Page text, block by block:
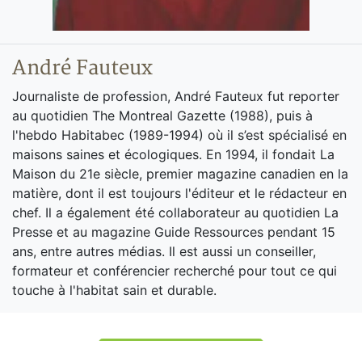
André Fauteux
Journaliste de profession, André Fauteux fut reporter
au quotidien The Montreal Gazette (1988), puis à
l'hebdo Habitabec (1989-1994) où il s’est spécialisé en
maisons saines et écologiques. En 1994, il fondait La
Maison du 21e siècle, premier magazine canadien en la
matière, dont il est toujours l'éditeur et le rédacteur en
chef. Il a également été collaborateur au quotidien La
Presse et au magazine Guide Ressources pendant 15
ans, entre autres médias. Il est aussi un conseiller,
formateur et conférencier recherché pour tout ce qui
touche à l'habitat sain et durable.